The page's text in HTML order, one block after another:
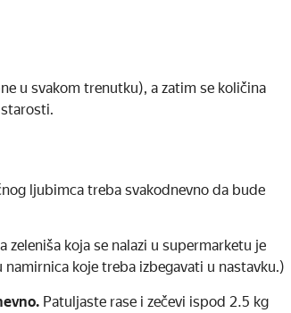
u svakom trenutku), a zatim se količina
ljubimca treba svakodnevno da bude
koja se nalazi u supermarketu je
namirnica koje treba izbegavati u nastavku.)
Patuljaste rase i zečevi ispod 2.5 kg